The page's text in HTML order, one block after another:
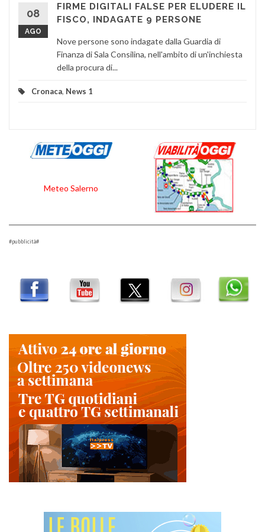
08
AGO
FIRME DIGITALI FALSE PER ELUDERE IL
FISCO, INDAGATE 9 PERSONE
Nove persone sono indagate dalla Guardia di
Finanza di Sala Consilina, nell'ambito di un'inchiesta
della procura di...
Cronaca, News 1
Meteo Salerno
#pubblicità#